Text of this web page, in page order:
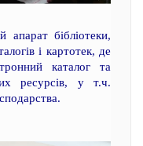
апарат бібліотеки,
і картотек, де
каталог та
ресурсів, у т.ч.